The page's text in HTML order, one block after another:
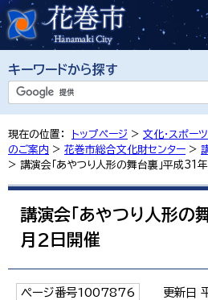
キーワードから探す
現在の位置： トップページ > 文化・スポー
のご案内 > 花巻市総合文化財センター >
> 講演会「あやつり人形の舞台裏」平成31
講演会「あやつり人形の
月2日開催
ページ番号1007876 更新日